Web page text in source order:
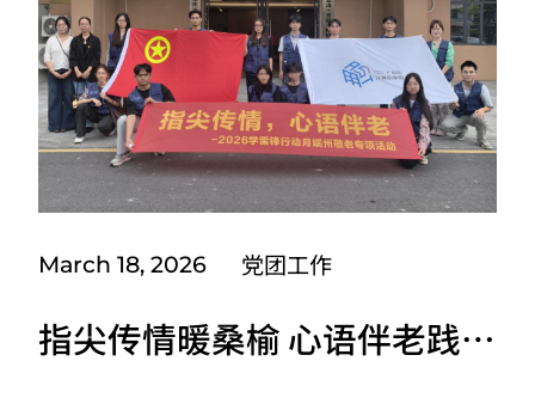
入党初心动机及综合思想觉悟，严格把控党员
发展入口关，坚守党员准入标准，切实维护党
员队伍的先进性和纯洁性，为党组织赓续红色
血脉、输送优质新生力量筑牢坚实基础。答辩
现场气氛严肃庄重，...
March 18, 2026 党团工作
指尖传情暖桑榆 心语伴老践初